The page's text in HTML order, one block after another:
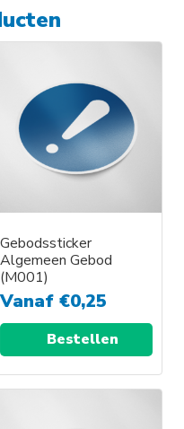
Gebodssticker
Algemeen Gebod
(M001)
Vanaf €0,25
Bestellen